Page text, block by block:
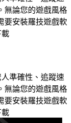
無論您的遊戲風格
要安裝羅技遊戲軟
載
人準確性、追蹤速
無論您的遊戲風格
要安裝羅技遊戲軟
載